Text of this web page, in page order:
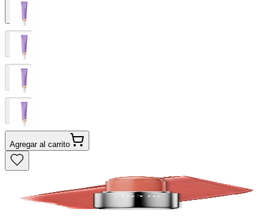
Agregar al carrito